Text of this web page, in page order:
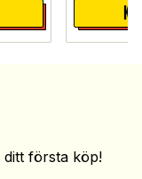
ditt första köp!